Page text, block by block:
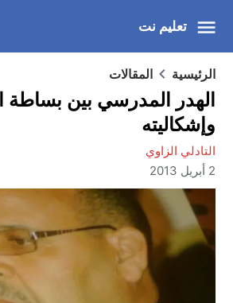
تعليم نت
الرئيسية المقالات
الهدر المدرسي بين بساطة
وإشكاليته
التادلي الزاوي
2 أبريل 2013